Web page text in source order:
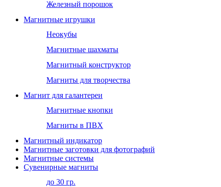
Железный порошок
Магнитные игрушки
Неокубы
Магнитные шахматы
Магнитный конструктор
Магниты для творчества
Магнит для галантереи
Магнитные кнопки
Магниты в ПВХ
Магнитный индикатор
Магнитные заготовки для фотографий
Магнитные системы
Сувенирные магниты
до 30 гр.